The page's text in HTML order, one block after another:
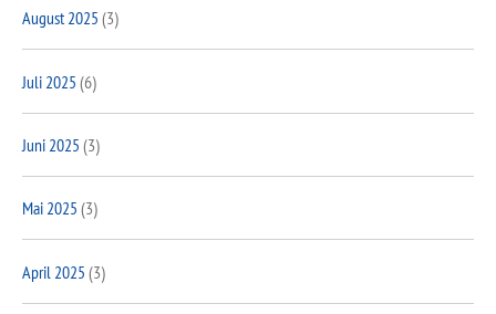
August 2025 (3)
Juli 2025 (6)
Juni 2025 (3)
Mai 2025 (3)
April 2025 (3)